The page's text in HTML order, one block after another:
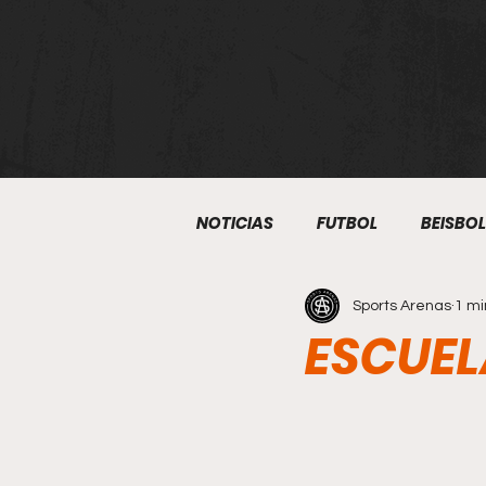
NOTICIAS FUTBOL BEISBOL
ATLETISMO BOXEO
Sports Arenas 1